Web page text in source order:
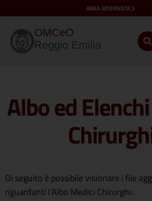
AREA RISERVATA
OMCeO
Reggio Emilia
Albo ed
Di seguito è possibile visionare i file
riguardanti l’Albo Medici Chirurghi: